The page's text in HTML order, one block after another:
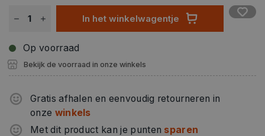
In het winkelwagentje
Op voorraad
Bekijk de voorraad in onze winkels
Gratis afhalen en eenvoudig retourneren in
onze winkels
Met dit product kan je punten sparen